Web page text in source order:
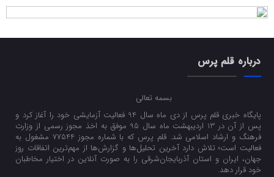
درباره قلم پرس
بسمه تعالی
پایگاه خبری قلم پرس از دی ماه سال 94 فعالیت آزمایشی خود را آغاز کرد و
پس از آن در 13 اردیبهشت ماه سال 95 موفق به اخذ مجوز رسمی از وزارت
فرهنگ و ارشاد اسلامی شد. قلم پرس که با شماره مجوز 77544 مشغول به
فعالیت است؛ تلاش دارد آخرین تحلیل‌ها و گزارش‌ها از مهم‌ترین اتفاقات روز
جهان، ایران و استان آذربایجان‌شرقی را به صورت آنلاین در اختیار مخاطبان
خود قرار دهد.